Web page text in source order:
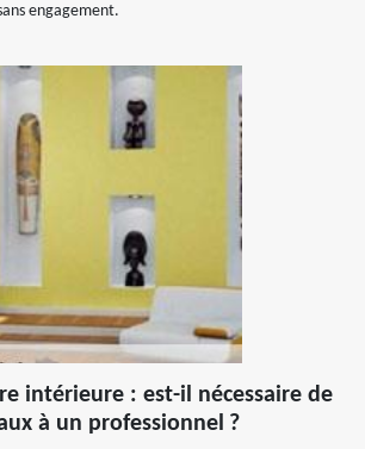
engagement.
intérieure : est-il nécessaire de
à un professionnel ?